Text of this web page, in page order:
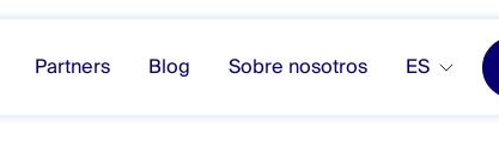
Partners Blog Sobre nosotros ES